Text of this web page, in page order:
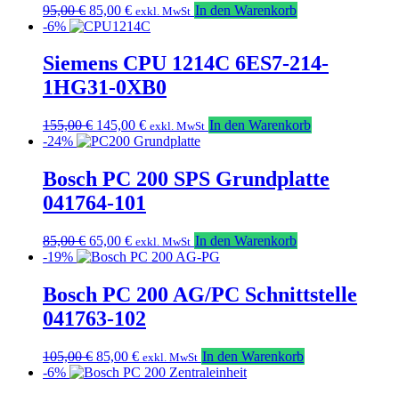
95,00€ Ursprünglicher
Preis
95,00 €
85,00 €Aktueller
Preis
85,00 €.
exkl. MwSt In den Warenkorb
-6%
Siemens CPU 1214C 6ES7-214-
1HG31-0XB0
155,00€ Ursprünglicher
Preis
155,00 €
145,00 €Aktueller
Preis
145,00 €.
exkl. MwSt In den Warenkorb
-24%
Bosch PC 200 SPS Grundplatte
041764-101
85,00€ Ursprünglicher
Preis
85,00 €
65,00 €Aktueller
Preis
65,00 €.
exkl. MwSt In den Warenkorb
-19%
Bosch PC 200 AG/PC Schnittstelle
041763-102
105,00€ Ursprünglicher
Preis
85,00 €Aktueller
Preis
exkl. MwSt In den Warenkorb
-6%